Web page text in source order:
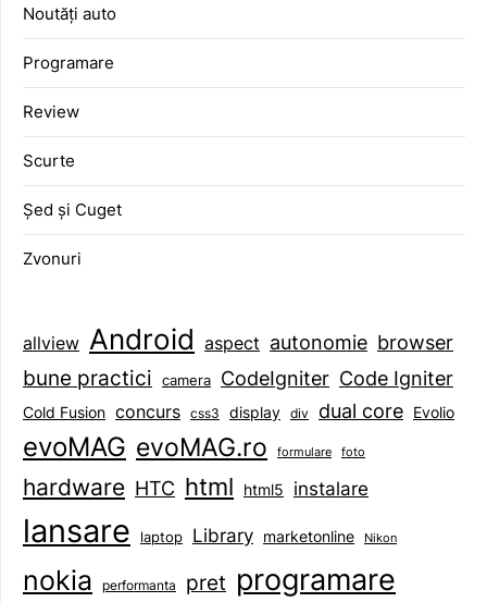
Noutăți auto
Programare
Review
Scurte
Șed și Cuget
Zvonuri
allview Android aspect autonomie browser
bune practici camera CodeIgniter Code Igniter
Cold Fusion concurs css3 display div dual core Evolio
evoMAG evoMAG.ro formulare foto
hardware HTC html html5 instalare
lansare laptop Library marketonline Nikon
nokia performanta pret programare